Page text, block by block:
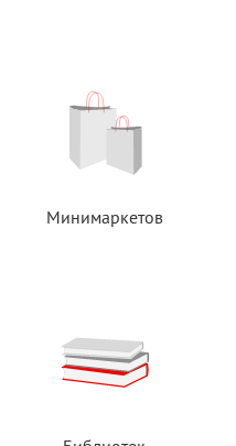
Минимаркетов